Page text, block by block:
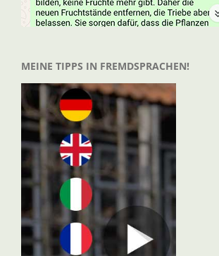
MEINE TIPPS IN FREMDSPRACHEN!